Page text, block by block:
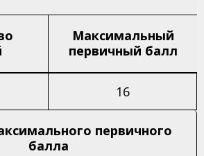
Максимальный
первичный балл
16
первичного
балла